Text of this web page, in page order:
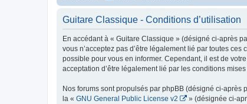
Guitare Classique - Conditions d’utilisation
En accédant à « Guitare Classique » (désigné ci-après
vous n’acceptez pas d’être légalement lié par toutes
possible pour vous en informer. Cependant, il est de
acceptation d’être légalement lié par les conditions
Nos forums sont propulsés par phpBB (désigné ci-
la « GNU General Public License v2 » (désignée ci-